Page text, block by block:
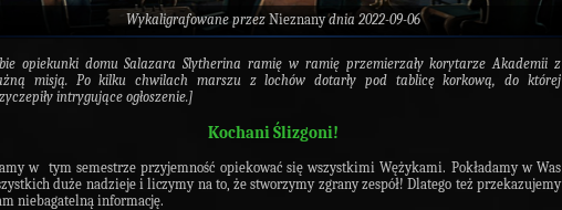
Wykaligrafowane przez Nieznanydnia 2022-09-06
opiekunki domu Salazara Slytherina ramię w ramię przemierzały korytarze Akademii z
misją. Po kilku chwilach marszu z lochów dotarły pod tablicę korkową, do której
intrygujące ogłoszenie.]
Kochani Ślizgoni!
w tym semestrze przyjemność opiekować się wszystkimi Wężykami. Pokładamy w Was
duże nadzieje i liczymy na to, że stworzymy zgrany zespół! Dlatego też przekazujemy
niebagatelną informację.